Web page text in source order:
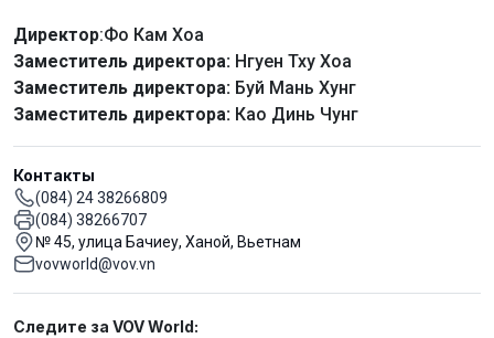
Директор:Фо Кам Хоа
Заместитель директора: Нгуен Тху Хоа
Заместитель директора: Буй Мань Хунг
Заместитель директора: Као Динь Чунг
Контакты
(084) 24 38266809
(084) 38266707
№ 45, улица Бачиеу, Ханой, Вьетнам
vovworld@vov.vn
Mạng xã hội
Следите за VOV World: